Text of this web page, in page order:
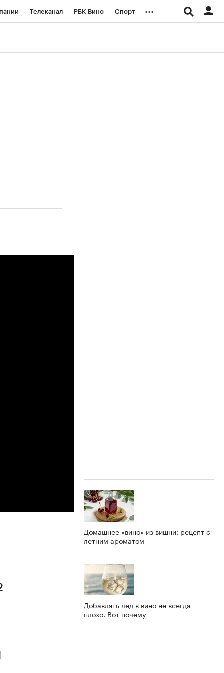
Телеканал РБК Вино Спорт ...
Домашнее «вино» из вишни: рецепт с
летним ароматом
Добавлять лед в вино не всегда
плохо. Вот почему